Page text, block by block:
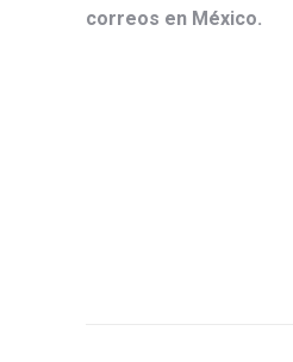
correos en México.